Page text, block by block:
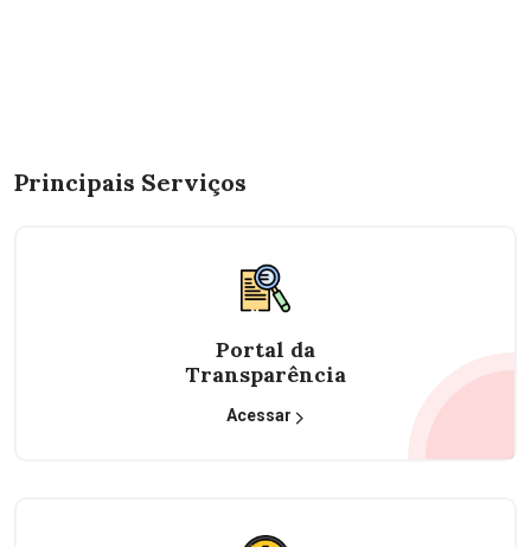
Principais Serviços
Portal da
Transparência
Acessar